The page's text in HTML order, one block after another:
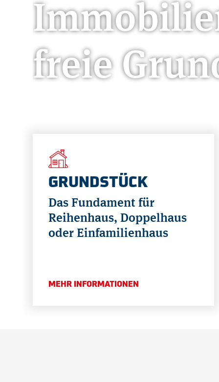
freie
GRUNDSTÜCK
Das Fundament für
Reihenhaus, Doppelhaus
oder Einfamilienhaus
MEHR INFORMATIONEN